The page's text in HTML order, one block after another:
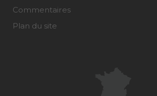
Commentaires
Plan du site